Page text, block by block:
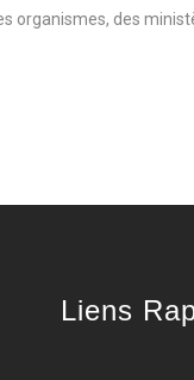
organismes, des
Liens